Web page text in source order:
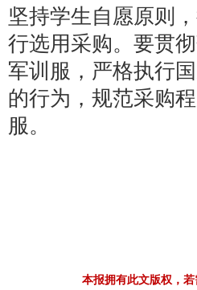
坚持学生自愿原则
行选用采购。要贯
军训服，严格执行
的行为，规范采购
服。
本报拥有此文版权，